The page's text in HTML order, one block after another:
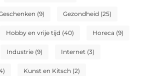
(9) Gezondheid (25)
Hobby en vrije tijd (40) Horeca (9)
Industrie (9) Internet (3)
Kunst en Kitsch (2)